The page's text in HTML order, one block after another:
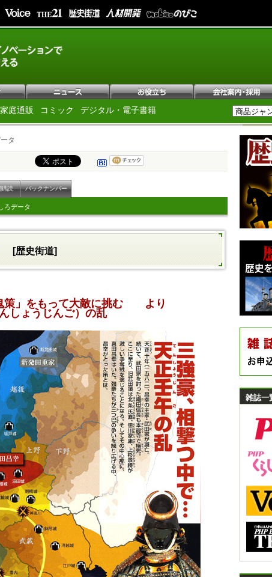
家庭通販 コミック デジタル・電子書籍
タ
読 バックナンバー
ろデータ
[歴史街道]
策」をもって大敵に挑む より
しょうじんご）の乱
雑誌一